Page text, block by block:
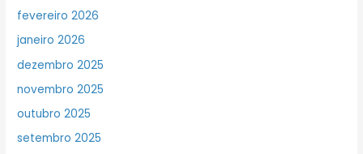
fevereiro 2026
janeiro 2026
dezembro 2025
novembro 2025
outubro 2025
setembro 2025